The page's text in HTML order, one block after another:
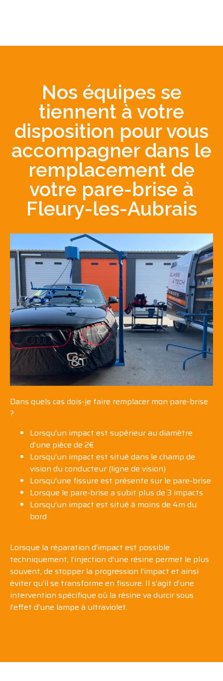
Nos équipes se
tiennent à votre
disposition pour vous
accompagner dans le
remplacement de
votre pare-brise à
Fleury-les-Aubrais
Dans quels cas dois-je faire remplacer mon pare-brise
?
Lorsqu’un impact est supérieur au diamètre
d’une pièce de 2€
Lorsqu’un impact est situé dans le champ de
vision du conducteur (ligne de vision)
Lorsqu’une fissure est présente sur le pare-brise
Lorsque le pare-brise a subit plus de 3 impacts
Lorsqu’un impact est situé à moins de 4m du
bord
Lorsque la réparation d’impact est possible
techniquement, l’injection d’une résine permet le plus
souvent, de stopper la progression l’impact et ainsi
éviter qu’il se transforme en fissure. Il s’agit d’une
intervention spécifique où la résine va durcir sous
l’effet d’une lampe à ultraviolet.